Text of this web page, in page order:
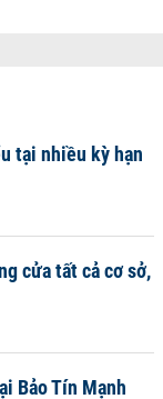
tại nhiều kỳ hạn
cửa tất cả cơ sở,
Bảo Tín Mạnh